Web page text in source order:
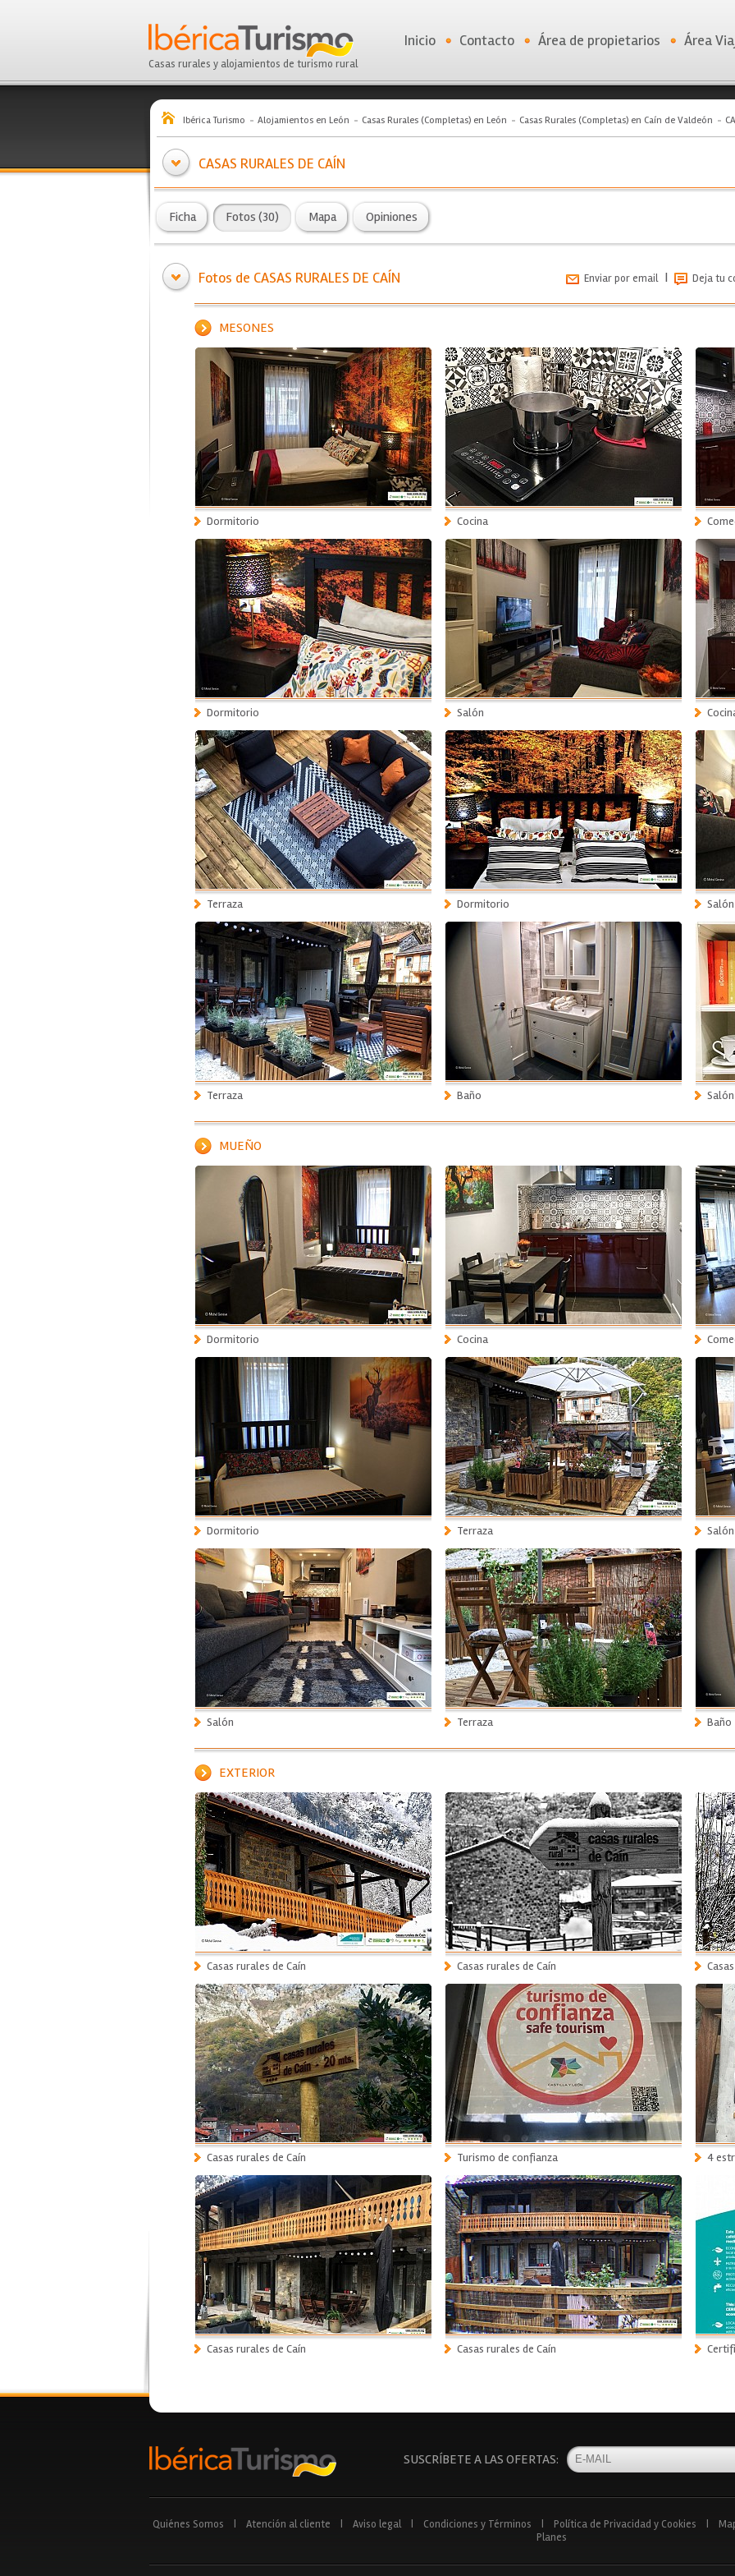
Casas rurales y alojamientos de turismo rural
Inicio Contacto Área de propietarios Área
Ibérica Turismo Alojamientos en León Casas Rurales (Completas) en León Casas Rurales (Completas) en Caín de Valdeón
CASAS RURALES DE CAÍN
Ficha Fotos (30) Mapa Opiniones
Fotos de CASAS RURALES DE CAÍN Enviar por email | Deja tu
MESONES
Dormitorio Cocina
Dormitorio Salón
Terraza Dormitorio Salón
Terraza Baño Salón
MUEÑO
Dormitorio Cocina
Dormitorio Terraza Salón
Salón Terraza Baño
EXTERIOR
Casas rurales de Caín Casas rurales de Caín
Casas rurales de Caín Turismo de confianza 4
Casas rurales de Caín Casas rurales de Caín
SUSCRÍBETE A LAS OFERTAS:
Quiénes Somos Atención al cliente Aviso legal Condiciones y Términos Política de Privacidad y Cookies
Planes